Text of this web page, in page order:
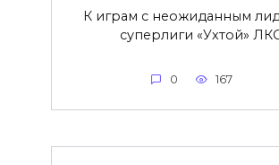
К играм с неожиданным
суперлиги «Ухтой»
0 167